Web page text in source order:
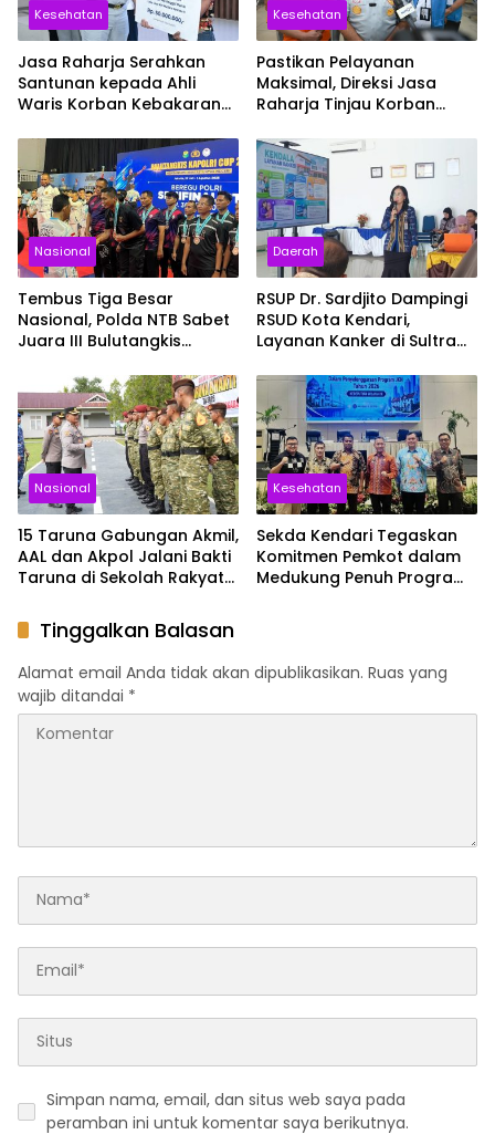
Kesehatan
Jasa Raharja Serahkan
Santunan kepada Ahli
Waris Korban Kebakaran
Kesehatan
Pastikan Pelayanan
Maksimal, Direksi Jasa
Raharja Tinjau Korban
Sentosa II
Nasional
Tembus Tiga Besar
Nasional, Polda NTB Sabet
Juara III Bulutangkis
Daerah
RSUP Dr. Sardjito Dampingi
RSUD Kota Kendari,
Layanan Kanker di Sultra
Nasional
15 Taruna Gabungan Akmil,
AAL dan Akpol Jalani Bakti
Taruna di Sekolah Rakyat
Kesehatan
Sekda Kendari Tegaskan
Komitmen Pemkot dalam
Medukung Penuh Program
Tinggalkan Balasan
Alamat email Anda tidak akan dipublikasikan. Ruas yang
wajib ditandai *
Simpan nama, email, dan situs web saya pada
peramban ini untuk komentar saya berikutnya.